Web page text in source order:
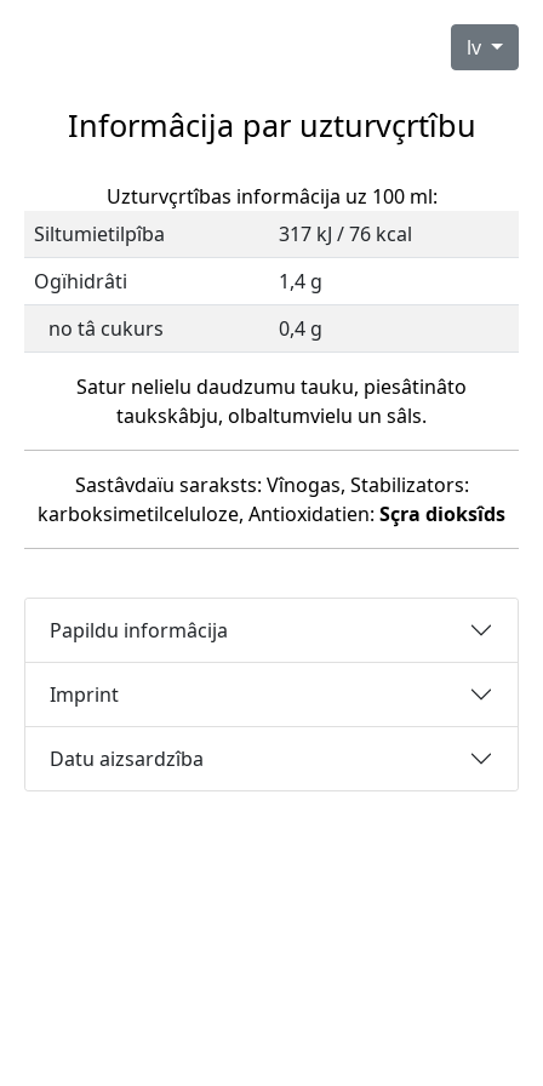
lv
Informâcija par uzturvçrtîbu
Uzturvçrtîbas informâcija uz 100 ml:
Siltumietilpîba
317 kJ / 76 kcal
Ogïhidrâti
1,4 g
no tâ cukurs
0,4 g
Satur nelielu daudzumu tauku, piesâtinâto
taukskâbju, olbaltumvielu un sâls.
Sastâvdaïu saraksts: Vînogas, Stabilizators:
karboksimetilceluloze, Antioxidatien: Sçra dioksîds
Papildu informâcija
Imprint
Datu aizsardzîba